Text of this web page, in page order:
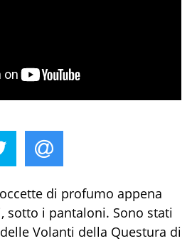
di profumo appena
sotto i pantaloni. Sono stati
Volanti della Questura di